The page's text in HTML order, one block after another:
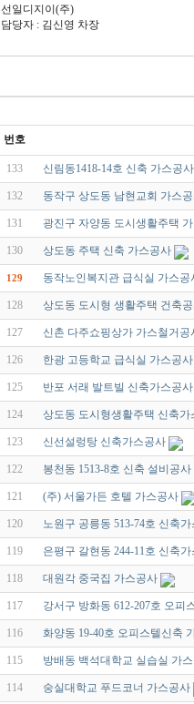
선일디지이(주)
담당자 : 김신영 차장
번호
133 신림동1418-14호 신축 가스공사
132 동작구 상도동 남현교회 가스
131 광진구 자양동 도시생활주택
130 상도동 주택 신축 가스공사
129 동작노인복지관 급식실 가스공
128 상도동 도시형 생활주택 건축
127 신촌 다주쇼핑상가 가스철거공
126 한광 고등학교 급식실 가스공사
125 반포 서래 발트빌 신축가스공사
124 상도동 도시형생활주택 신축가
123 신선설렁탕 신축가스공사
122 봉천동 1513-8호 신축 설비공사
121 (주) 서울가든 호텔 가스공사
120 노원구 공릉동 513-74호 신축
119 은평구 갈현동 244-11호 신축
118 대원각 중국집 가스공사
117 강서구 방화동 612-207호 오피
116 화양동 19-40호 오피스텔신축
115 방배동 백석대학교 실습실 가
114 숭실대학교 푸드코너 가스공사